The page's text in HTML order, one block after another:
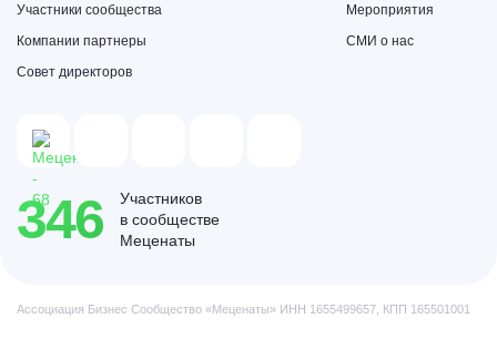
Участники сообщества
Компании партнеры
Совет директоров
Мероприятия
СМИ о нас
346
Участников
в сообществе
Меценаты
Ассоциация Бизнес Сообщество «Меценаты» ИНН 1655499657, КПП 165501001